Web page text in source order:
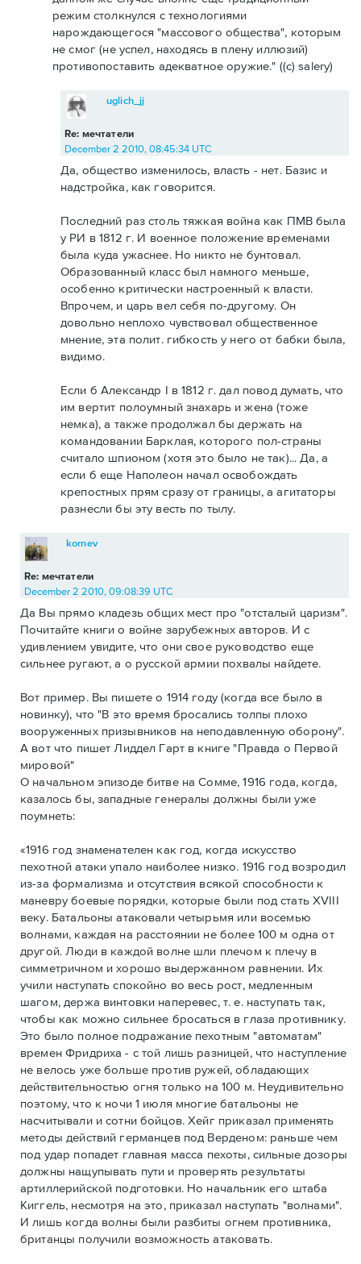
режим столкнулся с технологиями
нарождающегося "массового общества", которым
не смог (не успел, находясь в плену иллюзий)
противопоставить адекватное оружие." ((c) salery)
Re: мечтатели
uglich_jj
December 2 2010, 08:45:34 UTC
Да, общество изменилось, власть - нет. Базис и
надстройка, как говорится.
Последний раз столь тяжкая война как ПМВ была
у РИ в 1812 г. И военное положение временами
была куда ужаснее. Но никто не бунтовал.
Образованный класс был намного меньше,
особенно критически настроенный к власти.
Впрочем, и царь вел себя по-другому. Он
довольно неплохо чувствовал общественное
мнение, эта полит. гибкость у него от бабки была,
видимо.
Если б Александр I в 1812 г. дал повод думать, что
им вертит полоумный знахарь и жена (тоже
немка), а также продолжал бы держать на
командовании Барклая, которого пол-страны
считало шпионом (хотя это было не так)... Да, а
если б еще Наполеон начал освобождать
крепостных прям сразу от границы, а агитаторы
разнесли бы эту весть по тылу.
Re: мечтатели
kornev
December 2 2010, 09:08:39 UTC
Да Вы прямо кладезь общих мест про "отсталый царизм".
Почитайте книги о войне зарубежных авторов. И с
удивлением увидите, что они свое руководство еще
сильнее ругают, а о русской армии похвалы найдете.
Вот пример. Вы пишете о 1914 году (когда все было в
новинку), что "В это время бросались толпы плохо
вооруженных призывников на неподавленную оборону".
А вот что пишет Лиддел Гарт в книге "Правда о Первой
мировой"
О начальном эпизоде битве на Сомме, 1916 года, когда,
казалось бы, западные генералы должны были уже
поумнеть:
«1916 год знаменателен как год, когда искусство
пехотной атаки упало наиболее низко. 1916 год возродил
из-за формализма и отсутствия всякой способности к
маневру боевые порядки, которые были под стать XVIII
веку. Батальоны атаковали четырьмя или восемью
волнами, каждая на расстоянии не более 100 м одна от
другой. Люди в каждой волне шли плечом к плечу в
симметричном и хорошо выдержанном равнении. Их
учили наступать спокойно во весь рост, медленным
шагом, держа винтовки наперевес, т. е. наступать так,
чтобы как можно сильнее бросаться в глаза противнику.
Это было полное подражание пехотным "автоматам"
времен Фридриха - с той лишь разницей, что наступление
не велось уже больше против ружей, обладающих
действительностью огня только на 100 м. Неудивительно
поэтому, что к ночи 1 июля многие батальоны не
насчитывали и сотни бойцов. Хейг приказал применять
методы действий германцев под Верденом: раньше чем
под удар попадет главная масса пехоты, сильные дозоры
должны нащупывать пути и проверять результаты
артиллерийской подготовки. Но начальник его штаба
Киггель, несмотря на это, приказал наступать "волнами".
И лишь когда волны были разбиты огнем противника,
британцы получили возможность атаковать.